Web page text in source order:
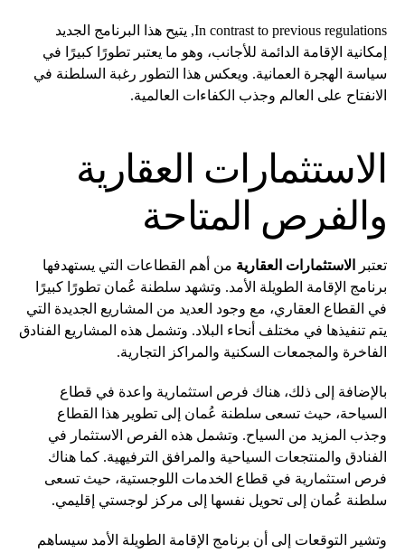
In contrast to previous regulations, يتيح هذا البرنامج الجديد
إمكانية الإقامة الدائمة للأجانب، وهو ما يعتبر تطورًا كبيرًا في
سياسة الهجرة العمانية. ويعكس هذا التطور رغبة السلطنة في
الانفتاح على العالم وجذب الكفاءات العالمية.
الاستثمارات العقارية
والفرص المتاحة
تعتبر الاستثمارات العقارية من أهم القطاعات التي يستهدفها
برنامج الإقامة الطويلة الأمد. وتشهد سلطنة عُمان تطورًا كبيرًا
في القطاع العقاري، مع وجود العديد من المشاريع الجديدة التي
يتم تنفيذها في مختلف أنحاء البلاد. وتشمل هذه المشاريع الفنادق
الفاخرة والمجمعات السكنية والمراكز التجارية.
بالإضافة إلى ذلك، هناك فرص استثمارية واعدة في قطاع
السياحة، حيث تسعى سلطنة عُمان إلى تطوير هذا القطاع
وجذب المزيد من السياح. وتشمل هذه الفرص الاستثمار في
الفنادق والمنتجعات السياحية والمرافق الترفيهية. كما هناك
فرص استثمارية في قطاع الخدمات اللوجستية، حيث تسعى
سلطنة عُمان إلى تحويل نفسها إلى مركز لوجستي إقليمي.
وتشير التوقعات إلى أن برنامج الإقامة الطويلة الأمد سيساهم